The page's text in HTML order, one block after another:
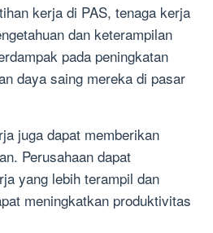
kerja di PAS, tenaga kerja
dan keterampilan
pada peningkatan
daya saing mereka di pasar
juga dapat memberikan
Perusahaan dapat
yang lebih terampil dan
meningkatkan produktivitas